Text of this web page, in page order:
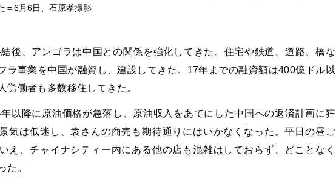
＝6月6日、石原孝撮影
後、アンゴラは中国との関係を強化してきた。住宅や鉄道、道路、橋な
ラ事業を中国が融資し、建設してきた。17年までの融資額は400億ドル以
労働者も多数移住してきた。
以降に原油価格が急落し、原油収入をあてにした中国への返済計画に狂
気は低迷し、袁さんの商売も期待通りにはいかなくなった。平日の昼ご
え、チャイナシティー内にある他の店も混雑はしておらず、どことなく
た。